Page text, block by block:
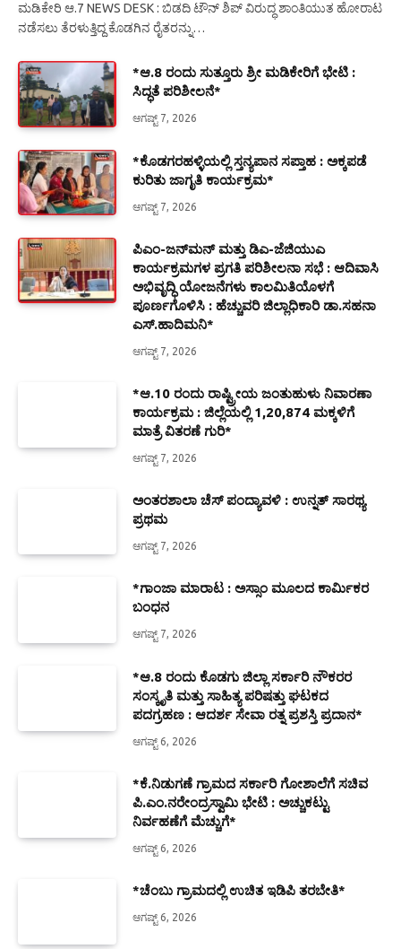
ಮಡಿಕೇರಿ ಆ.7 NEWS DESK : ಬಿಡದಿ ಟೌನ್ ಶಿಪ್ ವಿರುದ್ಧ ಶಾಂತಿಯುತ ಹೋರಾಟ
ನಡೆಸಲು ತೆರಳುತ್ತಿದ್ದ ಕೊಡಗಿನ ರೈತರನ್ನು…
*ಆ.8 ರಂದು ಸುತ್ತೂರು ಶ್ರೀ ಮಡಿಕೇರಿಗೆ ಭೇಟಿ :
ಸಿದ್ಧತೆ ಪರಿಶೀಲನೆ*
ಆಗಷ್ಟ್ 7, 2026
*ಕೊಡಗರಹಳ್ಳಿಯಲ್ಲಿ ಸ್ತನ್ಯಪಾನ ಸಪ್ತಾಹ : ಅಕ್ಕಪಡೆ
ಕುರಿತು ಜಾಗೃತಿ ಕಾರ್ಯಕ್ರಮ*
ಆಗಷ್ಟ್ 7, 2026
ಪಿಎಂ-ಜನ್‍ಮನ್ ಮತ್ತು ಡಿಎ-ಜೆಜಿಯುಎ
ಕಾರ್ಯಕ್ರಮಗಳ ಪ್ರಗತಿ ಪರಿಶೀಲನಾ ಸಭೆ : ಆದಿವಾಸಿ
ಅಭಿವೃದ್ಧಿ ಯೋಜನೆಗಳು ಕಾಲಮಿತಿಯೊಳಗೆ
ಪೂರ್ಣಗೊಳಿಸಿ : ಹೆಚ್ಚುವರಿ ಜಿಲ್ಲಾಧಿಕಾರಿ ಡಾ.ಸಹನಾ
ಎಸ್.ಹಾದಿಮನಿ*
ಆಗಷ್ಟ್ 7, 2026
*ಆ.10 ರಂದು ರಾಷ್ಟ್ರೀಯ ಜಂತುಹುಳು ನಿವಾರಣಾ
ಕಾರ್ಯಕ್ರಮ : ಜಿಲ್ಲೆಯಲ್ಲಿ 1,20,874 ಮಕ್ಕಳಿಗೆ
ಮಾತ್ರೆ ವಿತರಣೆ ಗುರಿ*
ಆಗಷ್ಟ್ 7, 2026
ಅಂತರಶಾಲಾ ಚೆಸ್ ಪಂದ್ಯಾವಳಿ : ಉನ್ನತ್ ಸಾರಥ್ಯ
ಪ್ರಥಮ
ಆಗಷ್ಟ್ 7, 2026
*ಗಾಂಜಾ ಮಾರಾಟ : ಅಸ್ಸಾಂ ಮೂಲದ ಕಾರ್ಮಿಕರ
ಬಂಧನ
ಆಗಷ್ಟ್ 7, 2026
*ಆ.8 ರಂದು ಕೊಡಗು ಜಿಲ್ಲಾ ಸರ್ಕಾರಿ ನೌಕರರ
ಸಂಸ್ಕೃತಿ ಮತ್ತು ಸಾಹಿತ್ಯ ಪರಿಷತ್ತು ಘಟಕದ
ಪದಗ್ರಹಣ : ಆದರ್ಶ ಸೇವಾ ರತ್ನ ಪ್ರಶಸ್ತಿ ಪ್ರದಾನ*
ಆಗಷ್ಟ್ 6, 2026
*ಕೆ.ನಿಡುಗಣೆ ಗ್ರಾಮದ ಸರ್ಕಾರಿ ಗೋಶಾಲೆಗೆ ಸಚಿವ
ಪಿ.ಎಂ.ನರೇಂದ್ರಸ್ವಾಮಿ ಭೇಟಿ : ಅಚ್ಚುಕಟ್ಟು
ನಿರ್ವಹಣೆಗೆ ಮೆಚ್ಚುಗೆ*
ಆಗಷ್ಟ್ 6, 2026
*ಚೆಂಬು ಗ್ರಾಮದಲ್ಲಿ ಉಚಿತ ಇಡಿಪಿ ತರಬೇತಿ*
ಆಗಷ್ಟ್ 6, 2026